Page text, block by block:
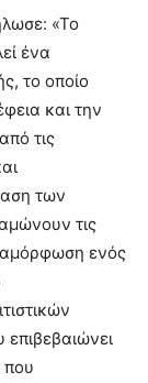
«Το
ένα
το οποίο
και την
τις
των
τις
ενός
που